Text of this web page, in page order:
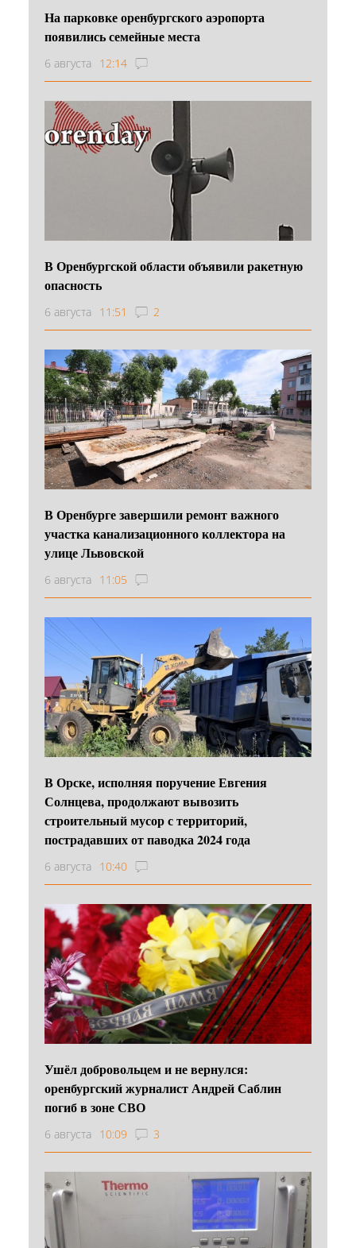
На парковке оренбургского аэропорта
появились семейные места
6 августа 12:14
В Оренбургской области объявили ракетную
опасность
6 августа 11:51 2
В Оренбурге завершили ремонт важного
участка канализационного коллектора на
улице Львовской
6 августа 11:05
В Орске, исполняя поручение Евгения
Солнцева, продолжают вывозить
строительный мусор с территорий,
пострадавших от паводка 2024 года
6 августа 10:40
Ушёл добровольцем и не вернулся:
оренбургский журналист Андрей Саблин
погиб в зоне СВО
6 августа 10:09 3